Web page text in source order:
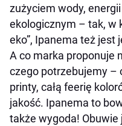
zużyciem wody,
ekologicznym – tak, w
eko”, Ipanema też jest
A co marka proponuje
czego potrzebujemy –
printy, całą feerię
jakość. Ipanema to
także wygoda!